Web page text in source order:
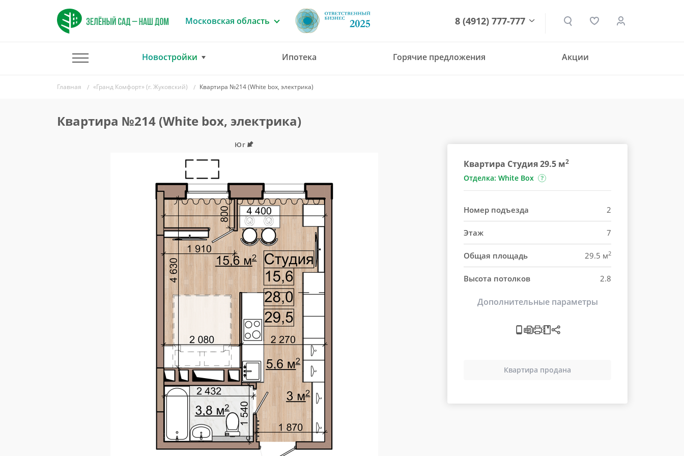
Московская область 8 (4912) 777-777
Новостройки Ипотека Горячие предложения Акции
Главная «Гранд Комфорт» (г. Жуковский) Квартира №214 (White box, электрика)
Квартира №214 (White box, электрика)
Юг
Квартира Студия 29.5 м2
Отделка: White Box
Номер подъезда 2
Этаж 7
Общая площадь 29.5 м2
Высота потолков 2.8
Дополнительные параметры
Квартира продана